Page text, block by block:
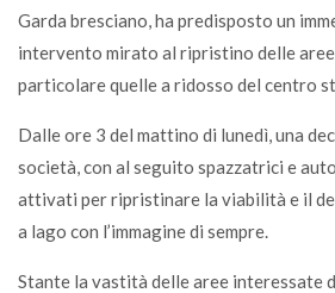
Garda bresciano, ha predisposto un
intervento mirato al ripristino delle
particolare quelle a ridosso del centro
Dalle ore 3 del mattino di lunedì, una
società, con al seguito spazzatrici e
attivati per ripristinare la viabilità e il
a lago con l’immagine di sempre.
Stante la vastità delle aree interessate